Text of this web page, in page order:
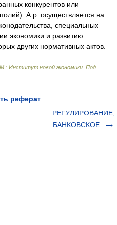
конкурентов или
А.р. осуществляется на
специальных
экономики и развитию
других нормативных актов.
Институт новой экономики Под
реферат
РЕГУЛИРОВАНИЕ,
БАНКОВСКОЕ